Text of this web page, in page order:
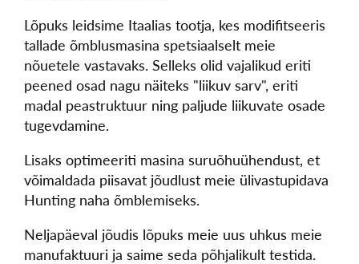
Lõpuks leidsime Itaalias tootja, kes modifitseeris
tallade õmblusmasina spetsiaalselt meie
nõuetele vastavaks. Selleks olid vajalikud eriti
peened osad nagu näiteks "liikuv sarv", eriti
madal peastruktuur ning paljude liikuvate osade
tugevdamine.
Lisaks optimeeriti masina suruõhuühendust, et
võimaldada piisavat jõudlust meie ülivastupidava
Hunting naha õmblemiseks.
Neljapäeval jõudis lõpuks meie uus uhkus meie
manufaktuuri ja saime seda põhjalikult testida.